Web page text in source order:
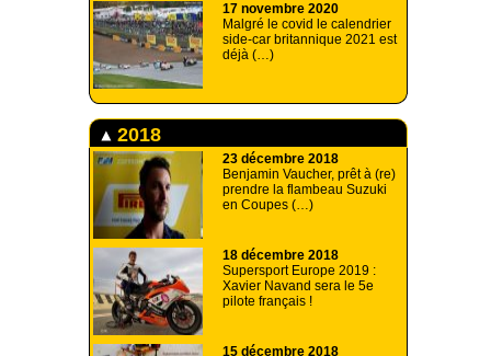
17 novembre 2020
Malgré le covid le calendrier
side-car britannique 2021 est
déjà (…)
2018
23 décembre 2018
Benjamin Vaucher, prêt à (re)
prendre la flambeau Suzuki
en Coupes (…)
18 décembre 2018
Supersport Europe 2019 :
Xavier Navand sera le 5e
pilote français !
15 décembre 2018